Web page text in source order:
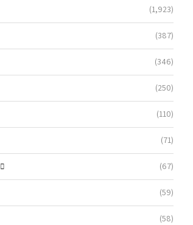
(1,923)
(387)
(346)
(250)
(110)
(71)
(67)
(59)
(58)